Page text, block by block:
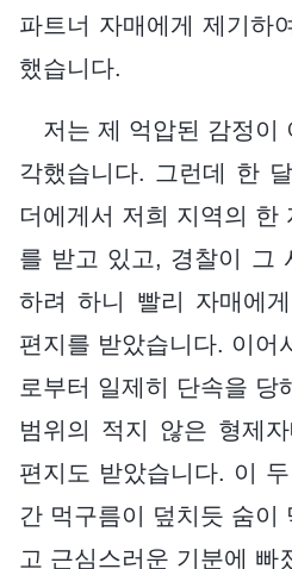
파트너 자매에게 제기하
했습니다.
저는 제 억압된 감정이
각했습니다. 그런데 한
더에게서 저희 지역의 한
를 받고 있고, 경찰이 그
하려 하니 빨리 자매에
편지를 받았습니다. 이어
로부터 일제히 단속을 당
범위의 적지 않은 형제
편지도 받았습니다. 이
간 먹구름이 덮치듯 숨이
고 근심스러운 기분에 빠